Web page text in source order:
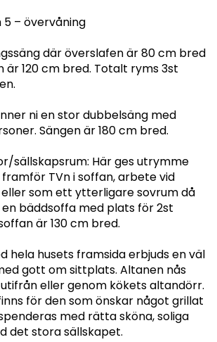
5 – övervåning
där överslafen är 80 cm bred
är 120 cm bred. Totalt ryms 3st
ni en stor dubbelsäng med
Sängen är 180 cm bred.
sällskapsrum: Här ges utrymme
TVn i soffan, arbete vid
som ett ytterligare sovrum då
bäddsoffa med plats för 2st
är 130 cm bred.
hela husets framsida erbjuds en väl
gott om sittplats. Altanen nås
eller genom kökets altandörr.
för den som önskar något grillat
med rätta sköna, soliga
det stora sällskapet.